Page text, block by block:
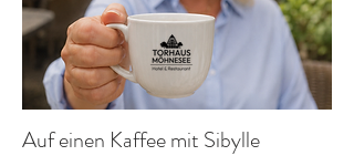
Auf einen Kaffee mit Sibylle